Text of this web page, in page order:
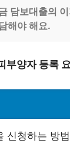
담보대출의
해야 해요.
부양자 등록
신청하는 방